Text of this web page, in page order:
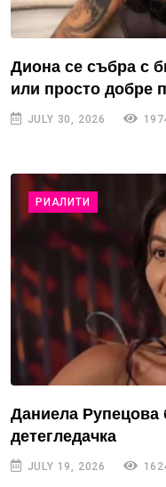
Диона се събра с
или просто добре
JULY 30, 2026
РИАЛИТИ
Даниела Рупецова
детегледачка
JULY 19, 2026